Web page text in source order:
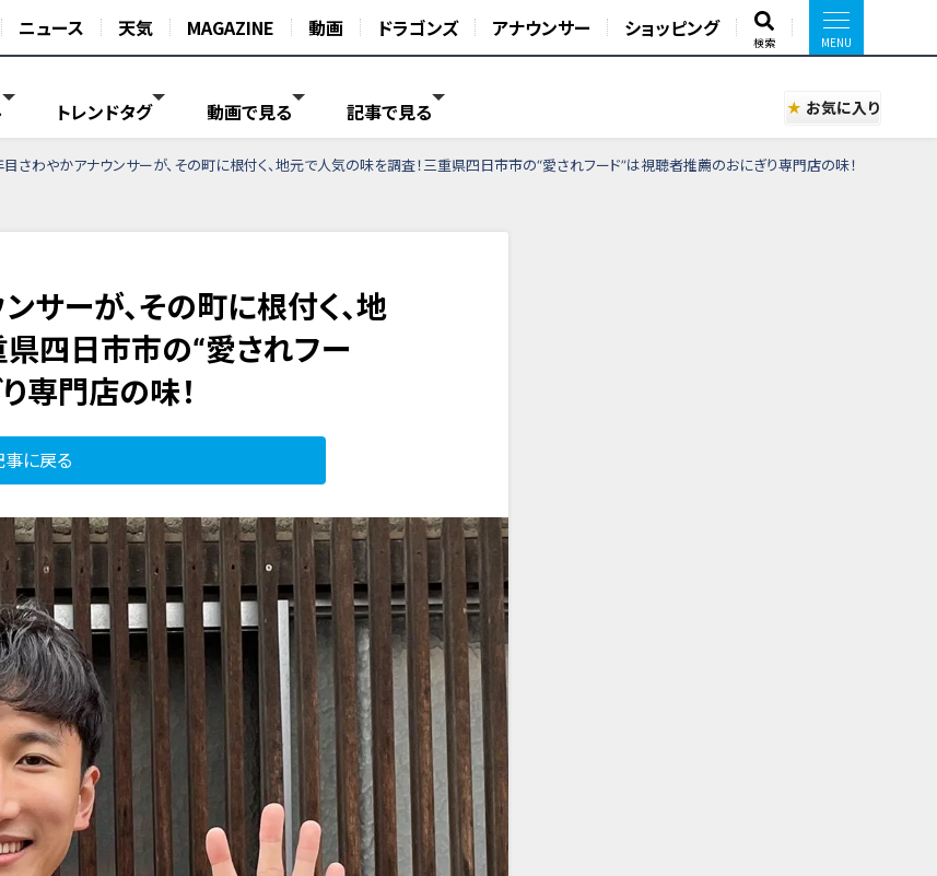
ニュース 天気 MAGAZINE 動画 ドラゴンズ アナウンサー ショッピング
検索
トレンドタグ 動画で見る 記事で見る お気に入り
さわやかアナウンサーが、その町に根付く、地元で人気の味を調査！三重県四日市市の“愛されフード”は視聴者推薦のおにぎり専門店の味！
サーが、その町に根付く、地
四日市市の“愛されフー
専門店の味！
事に戻る